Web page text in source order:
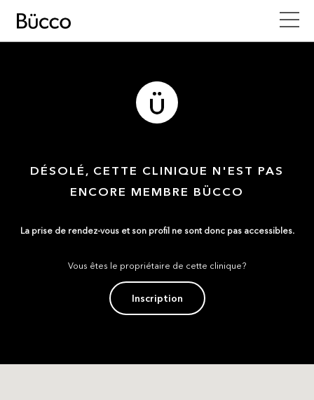
DÉSOLÉ, CETTE CLINIQUE N'EST PAS
ENCORE MEMBRE BÜCCO
La prise de rendez-vous et son profil ne sont donc pas accessibles.
Vous êtes le propriétaire de cette clinique?
Inscription